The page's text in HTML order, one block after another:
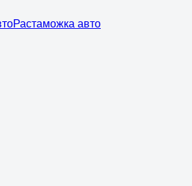
Растаможка авто